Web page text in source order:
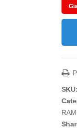
SKU: